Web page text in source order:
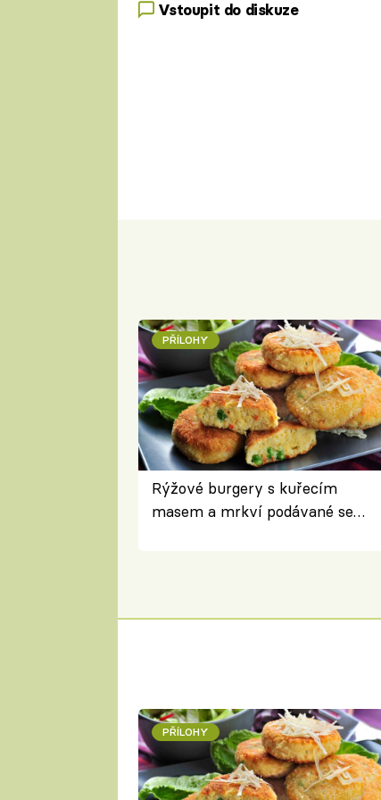
Vstoupit do diskuze
PŘÍLOHY
Rýžové burgery s kuřecím
masem a mrkví podávané se
PŘÍLOHY